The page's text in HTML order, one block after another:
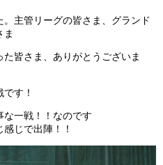
主管リーグの皆さま、グランド
ま
皆さま、ありがとうございま
す！
な一戦！！なのです
じで出陣！！